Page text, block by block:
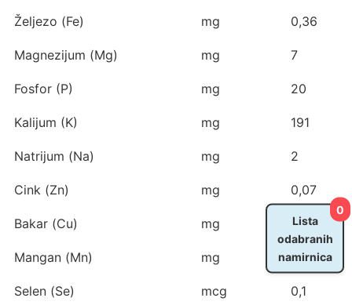
Željezo (Fe) mg 0,36
Magnezijum (Mg) mg 7
Fosfor (P) mg 20
Kalijum (K) mg 191
Natrijum (Na) mg 2
Cink (Zn) mg 0,07
Bakar (Cu) mg 0,127
Mangan (Mn) mg 0,071
Selen (Se) mcg 0,1
0
Lista
odabranih
namirnica